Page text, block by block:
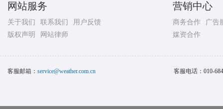
网站服务
关于我们 联系我们
用户反馈
版权声明
网站律师
营销中心
商务合作
广告
媒资合作
客服邮箱： service@weather.com.cn 客服电话： 010-